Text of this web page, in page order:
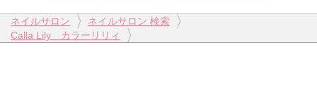
ネイルサロン
ネイルサロン 検索
Calla Lily カラーリリィ